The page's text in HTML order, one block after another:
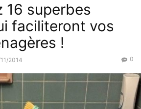
16 superbes
faciliteront vos
!
2014 0